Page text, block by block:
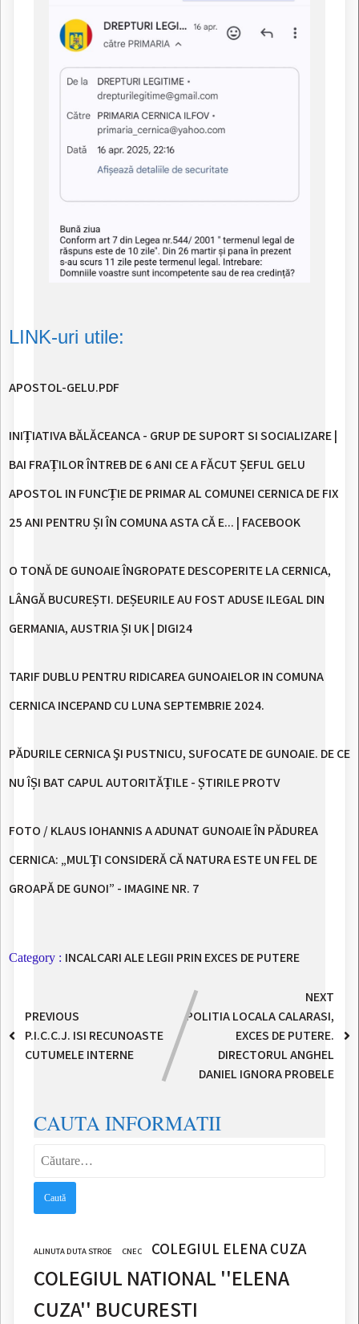
LINK-uri utile:
APOSTOL-GELU.PDF
INIȚIATIVA BĂLĂCEANCA - GRUP DE SUPORT SI SOCIALIZARE |
BAI FRAȚILOR ÎNTREB DE 6 ANI CE A FĂCUT ȘEFUL GELU
APOSTOL IN FUNCȚIE DE PRIMAR AL COMUNEI CERNICA DE FIX
25 ANI PENTRU ȘI ÎN COMUNA ASTA CĂ E... | FACEBOOK
O TONĂ DE GUNOAIE ÎNGROPATE DESCOPERITE LA CERNICA,
LÂNGĂ BUCUREȘTI. DEȘEURILE AU FOST ADUSE ILEGAL DIN
GERMANIA, AUSTRIA ȘI UK | DIGI24
TARIF DUBLU PENTRU RIDICAREA GUNOAIELOR IN COMUNA
CERNICA INCEPAND CU LUNA SEPTEMBRIE 2024.
PĂDURILE CERNICA ŞI PUSTNICU, SUFOCATE DE GUNOAIE. DE CE
NU ÎȘI BAT CAPUL AUTORITĂȚILE - ȘTIRILE PROTV
FOTO / KLAUS IOHANNIS A ADUNAT GUNOAIE ÎN PĂDUREA
CERNICA: „MULȚI CONSIDERĂ CĂ NATURA ESTE UN FEL DE
GROAPĂ DE GUNOI” - IMAGINE NR. 7
Category : INCALCARI ALE LEGII PRIN EXCES DE PUTERE
PREVIOUS
P.I.C.C.J. ISI RECUNOASTE
CUTUMELE INTERNE
NEXT
POLITIA LOCALA CALARASI,
EXCES DE PUTERE.
DIRECTORUL ANGHEL
DANIEL IGNORA PROBELE
CAUTA INFORMATII
ALINUTA DUTA STROE CNEC COLEGIUL ELENA CUZA
COLEGIUL NATIONAL ''ELENA
CUZA'' BUCURESTI